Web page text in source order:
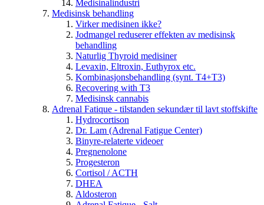
Medisinalindustri
Medisinsk behandling
Virker medisinen ikke?
Jodmangel reduserer effekten av medisinsk
behandling
Naturlig Thyroid medisiner
Levaxin, Eltroxin, Euthyrox etc.
Kombinasjonsbehandling (synt. T4+T3)
Recovering with T3
Medisinsk cannabis
Adrenal Fatique - tilstanden sekundær til lavt stoffskifte
Hydrocortison
Dr. Lam (Adrenal Fatigue Center)
Binyre-relaterte videoer
Pregnenolone
Progesteron
Cortisol / ACTH
DHEA
Aldosteron